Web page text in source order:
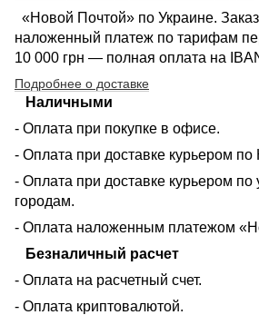
«Новой Почтой» по Украине.
наложенный платеж по тарифам
10 000 грн — полная оплата на
Подробнее о доставке
Наличными
- Оплата при покупке в офисе.
- Оплата при доставке курьером по
- Оплата при доставке курьером по
городам.
- Оплата наложенным платежом
Безналичный расчет
- Оплата на расчетный счет.
- Оплата криптовалютой.